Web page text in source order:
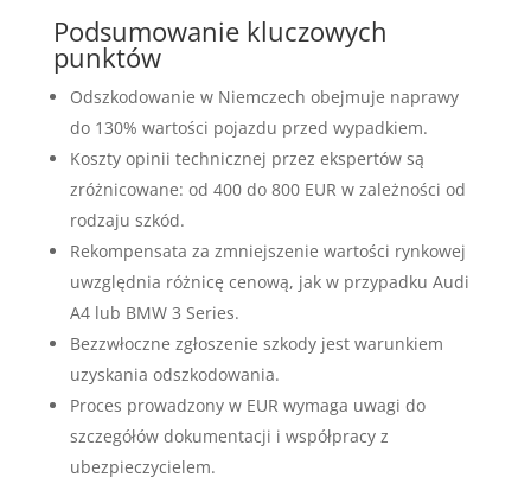
Podsumowanie kluczowych
punktów
Odszkodowanie w Niemczech obejmuje naprawy
do 130% wartości pojazdu przed wypadkiem.
Koszty opinii technicznej przez ekspertów są
zróżnicowane: od 400 do 800 EUR w zależności od
rodzaju szkód.
Rekompensata za zmniejszenie wartości rynkowej
uwzględnia różnicę cenową, jak w przypadku Audi
A4 lub BMW 3 Series.
Bezzwłoczne zgłoszenie szkody jest warunkiem
uzyskania odszkodowania.
Proces prowadzony w EUR wymaga uwagi do
szczegółów dokumentacji i współpracy z
ubezpieczycielem.